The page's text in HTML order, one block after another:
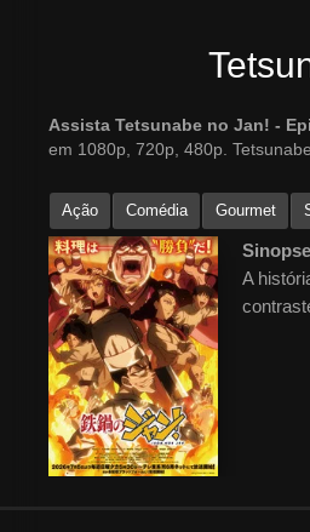
Assista Tetsunabe no Jan! -
em 1080p, 720p, 480p.
Ação Comédia Gourmet
Sinopse
A